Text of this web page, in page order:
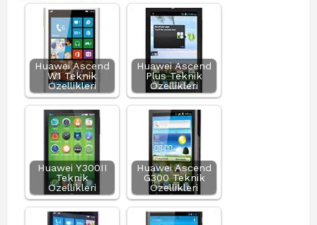
Huawei Ascend
W1 Teknik
Özellikleri
Huawei Ascend
Plus Teknik
Özellikleri
Huawei Y300II
Teknik
Özellikleri
Huawei Ascend
G300 Teknik
Özellikleri